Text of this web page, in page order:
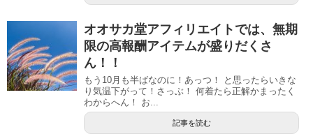
オオサカ堂アフィリエイトでは、無期
限の高報酬アイテムが盛りだくさ
ん！！
もう10月も半ばなのに！あっつ！ と思ったらいきな
り気温下がって！さっぶ！ 何着たら正解かまったく
わからへん！ お...
記事を読む